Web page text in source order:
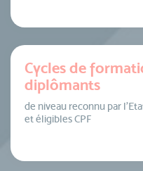
Cycles de
diplômants
de niveau reconnu par
et éligibles CPF